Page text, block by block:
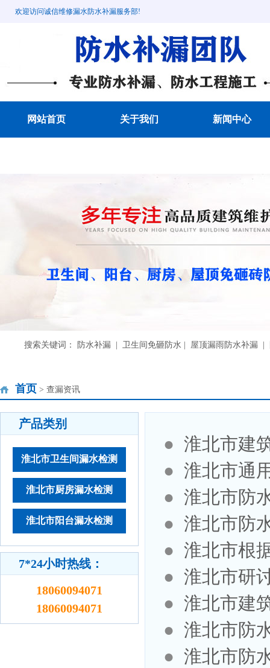
欢迎访问诚信维修漏水防水补漏服务部!
网站首页 关于我们 新闻中心
搜索关键词： 防水补漏 | 卫生间免砸防水 | 屋顶漏雨防水补漏
首页 > 查漏资讯
产品类别
淮北市卫生间漏水检测
淮北市厨房漏水检测
淮北市阳台漏水检测
7*24小时热线：
18060094071
18060094071
● 淮北市建
● 淮北市通
● 淮北市防
● 淮北市防
● 淮北市根
● 淮北市研
● 淮北市建
● 淮北市防
● 淮北市防